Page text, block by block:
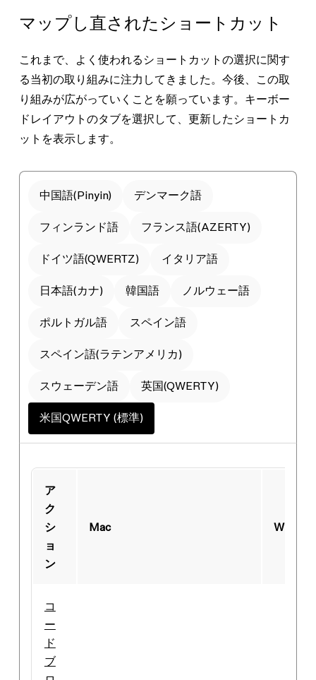
マップし直されたショートカット
これまで、よく使われるショートカットの選択に関す
る当初の取り組みに注力してきました。今後、この取
り組みが広がっていくことを願っています。キーボー
ドレイアウトのタブを選択して、更新したショートカ
ットを表示します。
中国語(Pinyin) デンマーク語
フィンランド語 フランス語(AZERTY)
ドイツ語(QWERTZ) イタリア語
日本語(カナ) 韓国語 ノルウェー語
ポルトガル語 スペイン語
スペイン語(ラテンアメリカ)
スウェーデン語 英国(QWERTY)
米国QWERTY (標準)
ア
ク
シ
ョ
ン
Mac
コ
ー
ド
ブ